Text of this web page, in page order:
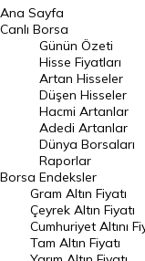
BIST 100 Hisseleri
En Çok Artan Hisseler
En Çok Düşen Hisseler
Hacmi Artanlar
Geçmiş Kapanışlar
Dünya Borsaları
Raporlar
Endeksler
Ana Sayfa
Canlı Borsa
Borsa
Günün Özeti
Hisse Fiyatları
Artan Hisseler
Düşen Hisseler
Hacmi Artanlar
Adedi Artanlar
Dünya Borsaları
Raporlar
Endeksler
Gram Altın Fiyatı
Çeyrek Altın Fiyatı
Cumhuriyet Altını
Tam Altın Fiyatı